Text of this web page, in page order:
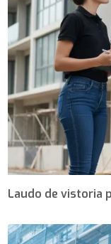
Laudo de vistoria